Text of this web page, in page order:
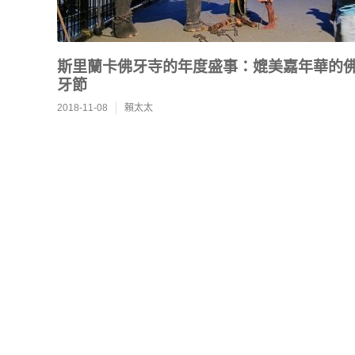
斯里蘭卡佛牙寺的年度盛事：媲美嘉年華的
牙節
2018-11-08 賴太太